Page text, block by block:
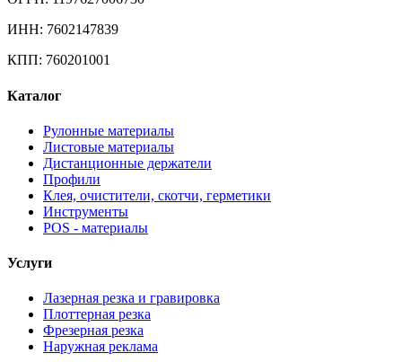
ИНН: 7602147839
КПП: 760201001
Каталог
Рулонные материалы
Листовые материалы
Дистанционные держатели
Профили
Клея, очистители, скотчи, герметики
Инструменты
POS - материалы
Услуги
Лазерная резка и гравировка
Плоттерная резка
Фрезерная резка
Наружная реклама